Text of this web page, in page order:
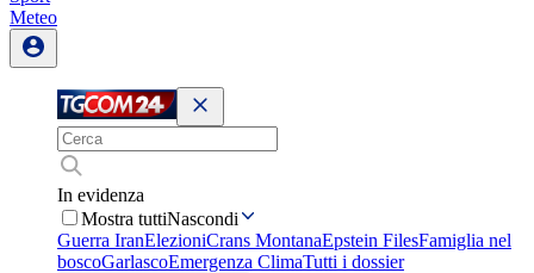
Meteo
In evidenza
Mostra tuttiNascondi
Guerra IranElezioniCrans MontanaEpstein FilesFamiglia nel
boscoGarlascoEmergenza ClimaTutti i dossier